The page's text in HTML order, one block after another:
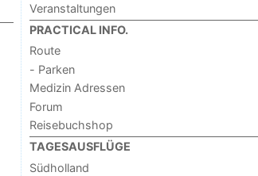
Veranstaltungen
PRACTICAL INFO.
Route
- Parken
Medizin Adressen
Forum
Reisebuchshop
TAGESAUSFLÜGE
Südholland